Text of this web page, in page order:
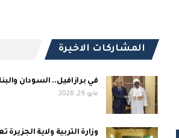
المشاركات الاخيرة
في برازافيل.. السودان
مايو 29, 2026
وزارة التربية ولاية